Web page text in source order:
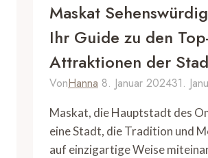
Abenteurer
Maskat
Ihr Guide zu den
Attraktionen der
VonHanna 8. Januar 202431.
Maskat, die Hauptstadt des
eine Stadt, die Tradition und
auf einzigartige Weise